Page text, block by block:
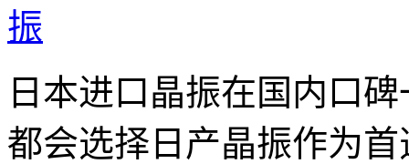
日本进口晶振在国内口
都会选择日产晶振作为